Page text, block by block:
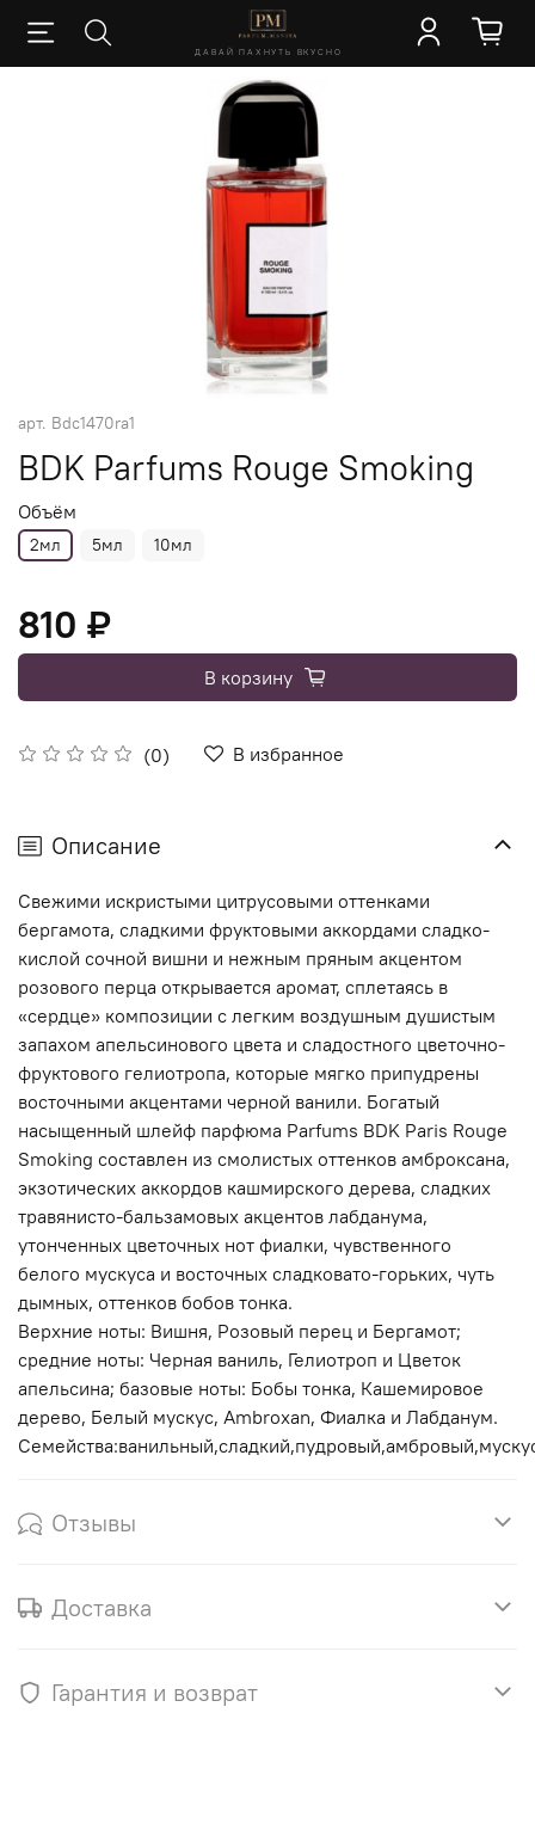
ДАВАЙ ПАХНУТЬ ВКУСНО
арт. Bdc1470ra1
BDK Parfums Rouge Smoking
(0) В избранное
Объём
2мл 5мл 10мл
810 ₽
В корзину
Описание
Свежими искристыми цитрусовыми оттенками
бергамота, сладкими фруктовыми аккордами сладко-
кислой сочной вишни и нежным пряным акцентом
розового перца открывается аромат, сплетаясь в
«сердце» композиции с легким воздушным душистым
запахом апельсинового цвета и сладостного цветочно-
фруктового гелиотропа, которые мягко припудрены
восточными акцентами черной ванили. Богатый
насыщенный шлейф парфюма Parfums BDK Paris Rouge
Smoking составлен из смолистых оттенков амброксана,
экзотических аккордов кашмирского дерева, сладких
травянисто-бальзамовых акцентов лабданума,
утонченных цветочных нот фиалки, чувственного
белого мускуса и восточных сладковато-горьких, чуть
дымных, оттенков бобов тонка.
Верхние ноты: Вишня, Розовый перец и Бергамот;
средние ноты: Черная ваниль, Гелиотроп и Цветок
апельсина; базовые ноты: Бобы тонка, Кашемировое
дерево, Белый мускус, Ambroxan, Фиалка и Лабданум.
Отзывы
Доставка
Гарантия и возврат